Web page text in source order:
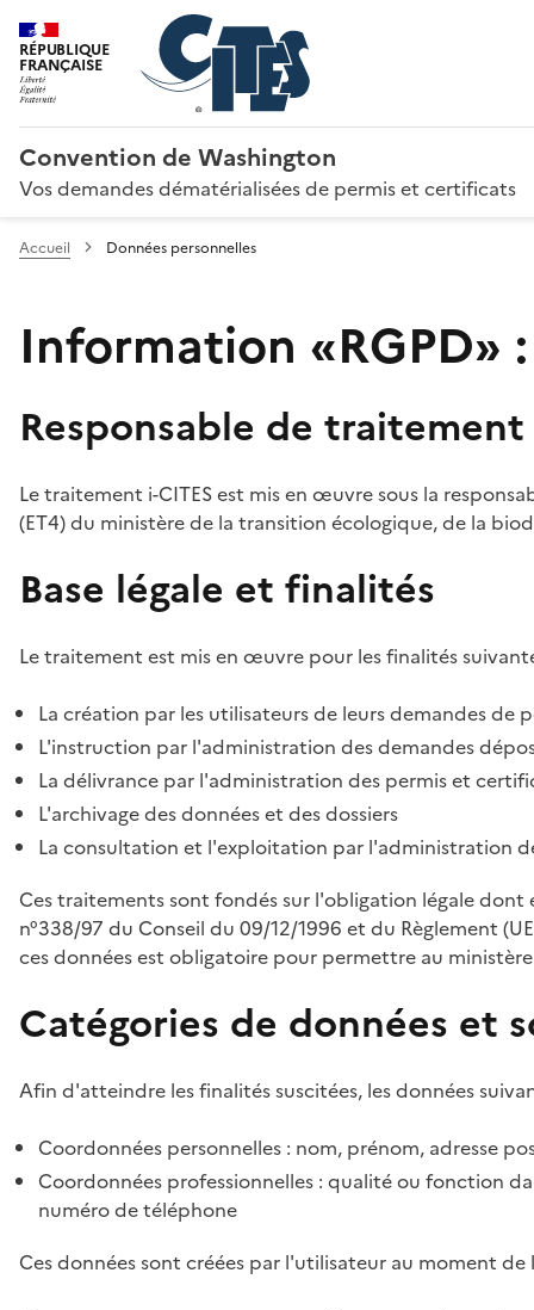
RÉPUBLIQUE
FRANÇAISE
Convention de Washington
Vos demandes dématérialisées de permis et certificats
Accueil Données personnelles
Information «RGPD»
Responsable de traitement
Le traitement i-CITES est mis en œuvre sous la
(ET4) du ministère de la transition écologique, de la
Base légale et finalités
Le traitement est mis en œuvre pour les finalités
La création par les utilisateurs de leurs demandes
L'instruction par l'administration des demandes
La délivrance par l'administration des permis et
L'archivage des données et des dossiers
La consultation et l'exploitation par l'administration
Ces traitements sont fondés sur l'obligation légale
n°338/97 du Conseil du 09/12/1996 et du Règlement
ces données est obligatoire pour permettre au
Catégories de données et
Afin d'atteindre les finalités suscitées, les données
Coordonnées personnelles : nom, prénom, adresse
Coordonnées professionnelles : qualité ou fonction
numéro de téléphone
Ces données sont créées par l'utilisateur au moment